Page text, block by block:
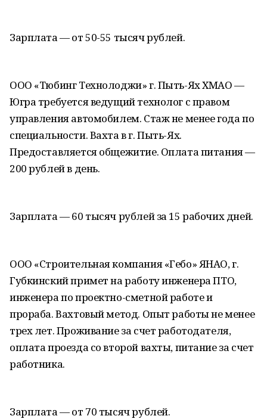
Зарплата — от 50-55 тысяч рублей.
ООО «Тюбинг Технолоджи» г. Пыть-Ях ХМАО —
Югра требуется ведущий технолог с правом
управления автомобилем. Стаж не менее года по
специальности. Вахта в г. Пыть-Ях.
Предоставляется общежитие. Оплата питания —
200 рублей в день.
Зарплата — 60 тысяч рублей за 15 рабочих дней.
ООО «Строительная компания «Гебо» ЯНАО, г.
Губкинский примет на работу инженера ПТО,
инженера по проектно-сметной работе и
прораба. Вахтовый метод. Опыт работы не менее
трех лет. Проживание за счет работодателя,
оплата проезда со второй вахты, питание за счет
работника.
Зарплата — от 70 тысяч рублей.